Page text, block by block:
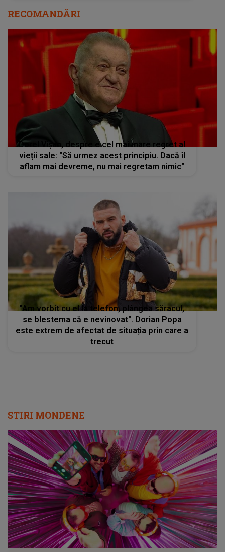
RECOMANDĂRI
Dorel Vișan, despre e cel mai mare regret al
vieții sale: "Să urmez acest principiu. Dacă îl
aflam mai devreme, nu mai regretam nimic"
"Am vorbit cu el la telefon, plângea săracul,
se blestema că e nevinovat". Dorian Popa
este extrem de afectat de situația prin care a
trecut
STIRI MONDENE